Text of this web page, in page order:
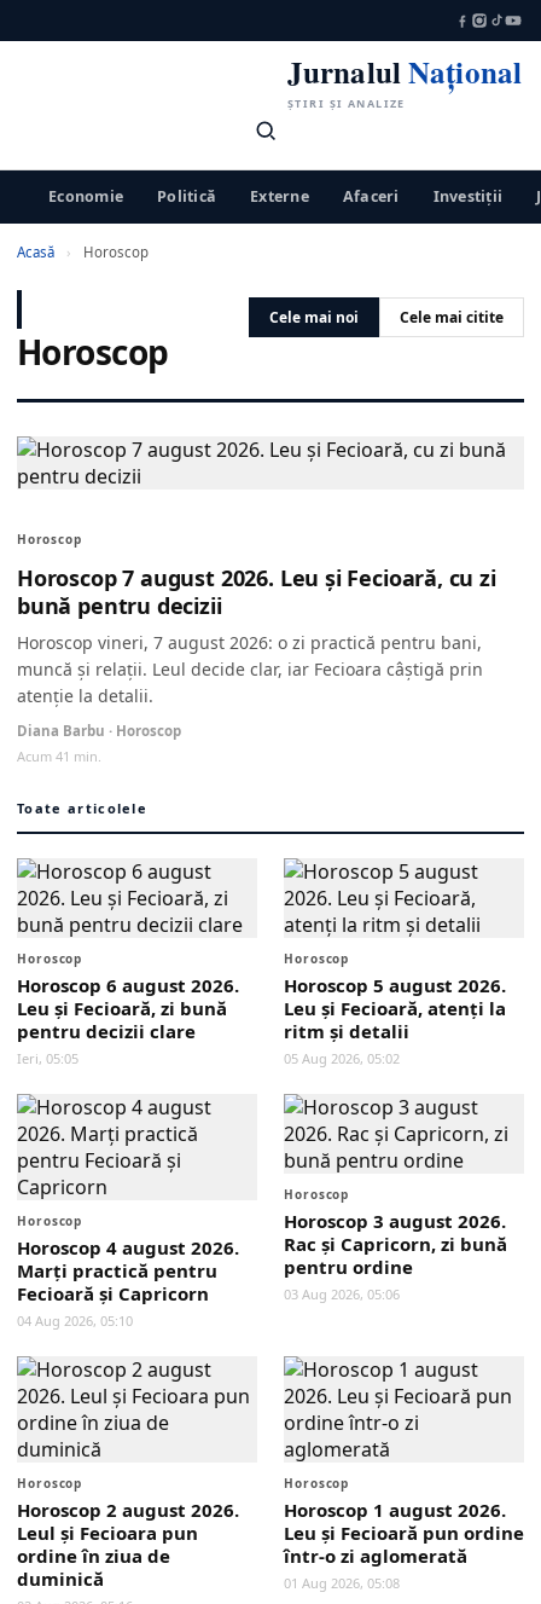
JurnalulNațional
ȘTIRI ȘI ANALIZE
Economie Politică Externe Afaceri Investiții
Acasă › Horoscop
Horoscop
Cele mai noi Cele mai citite
Horoscop
Horoscop 7 august 2026. Leu și Fecioară, cu zi
bună pentru decizii
Horoscop vineri, 7 august 2026: o zi practică pentru bani,
muncă și relații. Leul decide clar, iar Fecioara câștigă prin
atenție la detalii.
Diana Barbu · Horoscop
Acum 41 min.
Toate articolele
Horoscop
Horoscop 6 august 2026.
Leu și Fecioară, zi bună
pentru decizii clare
Ieri, 05:05
Horoscop
Horoscop 5 august 2026.
Leu și Fecioară, atenți la
ritm și detalii
05 Aug 2026, 05:02
Horoscop
Horoscop 4 august 2026.
Marți practică pentru
Fecioară și Capricorn
04 Aug 2026, 05:10
Horoscop
Horoscop 3 august 2026.
Rac și Capricorn, zi bună
pentru ordine
03 Aug 2026, 05:06
Horoscop
Horoscop 2 august 2026.
Leul și Fecioara pun
ordine în ziua de
duminică
Horoscop
Horoscop 1 august 2026.
Leu și Fecioară pun ordine
într-o zi aglomerată
01 Aug 2026, 05:08